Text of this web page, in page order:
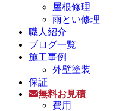
屋根修理
雨とい修理
職人紹介
ブログ一覧
施工事例
外壁塗装
保証
無料お見積
費用